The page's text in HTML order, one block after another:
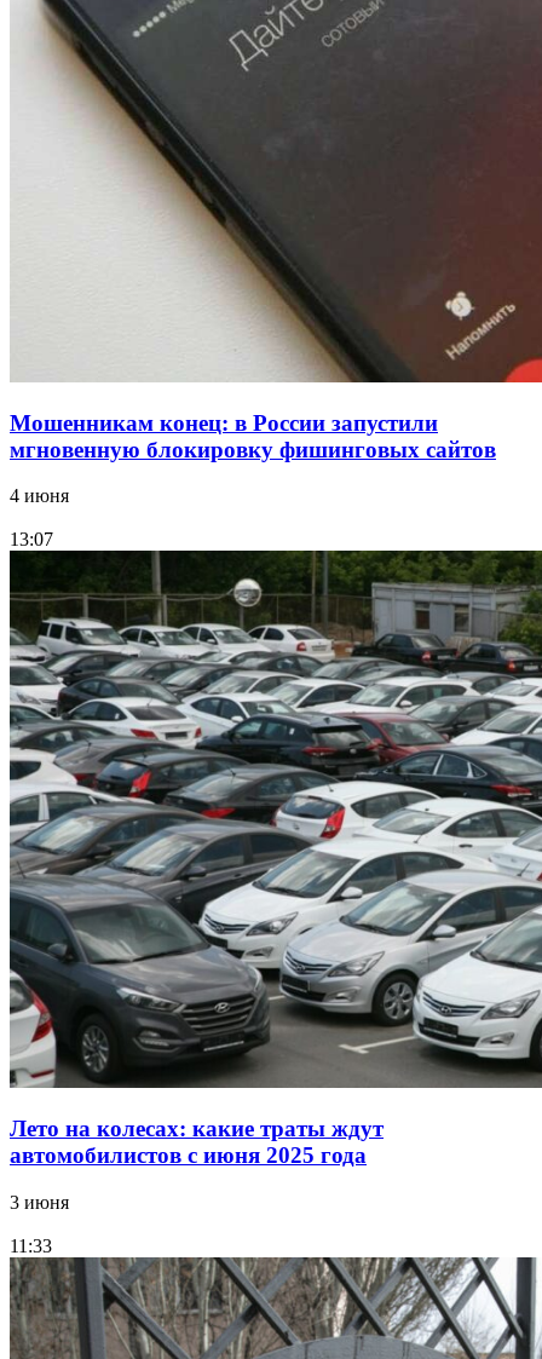
12:39
Сладкий праздник в Волгограде: в Центральном
парке прошёл фестиваль „Арбузный переполох“
Волгоградские компании нарастили экспорт:
заключены контракты на 3,6 млн долларов
Мошенникам конец: в России запустили
мгновенную блокировку фишинговых сайтов
4 июня
13:07
Лето на колесах: какие траты ждут
автомобилистов с июня 2025 года
3 июня
11:33